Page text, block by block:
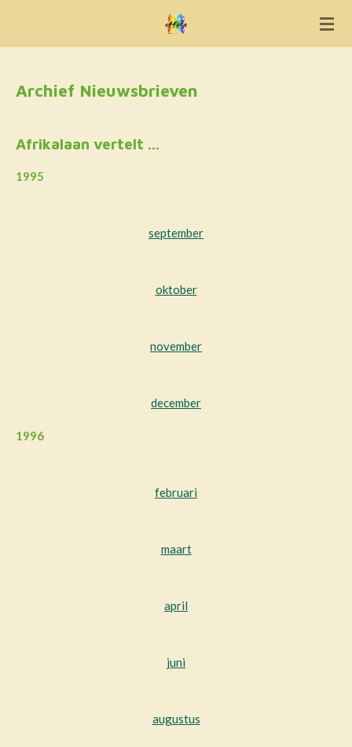
Archief Nieuwsbrieven
Afrikalaan vertelt ...
1995
september
oktober
november
december
1996
februari
maart
april
juni
augustus